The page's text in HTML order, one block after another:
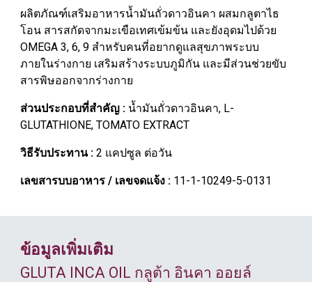
ผลิตภัณฑ์เสริมอาหารน้ำมันถั่วดาวอินคา ผสมกลูตาไธ
โอน สารสกัดจากมะเขือเทศเข้มข้น และยังอุดมไปด้วย
OMEGA 3, 6, 9 สำหรับคนที่อยากดูแลสุขภาพระบบ
ภายในร่างกาย เสริมสร้างระบบภูมิกัน และมีส่วนช่วยขับ
สารพิษออกจากร่างกาย
ส่วนประกอบที่สำคัญ : น้ำมันถั่วดาวอินคา, L-
GLUTATHIONE, TOMATO EXTRACT
วิธีรับประทาน :2 แคปซูล ต่อวัน
เลขสารบบอาหาร / เลขจดแจ้ง : 11-1-10249-5-0131
ข้อมูลเพิ่มเติม
GLUTA INCA OIL กลูต้า อินคา ออยล์